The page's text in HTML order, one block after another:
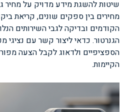
שיטות להשגת מידע מדויק על מחיר
מחירים בין ספקים שונים, קריאת
הקודמים ובדיקה לגבי השירותים
הגנרטור. כדאי ליצור קשר עם נציגי
הספציפיים ולדאוג לקבל הצעה
הקיימות.